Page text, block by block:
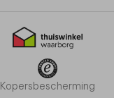
Kopersbescherming